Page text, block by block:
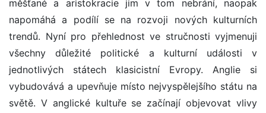
měšťané a aristokracie jim v tom nebrání, naopak
napomáhá a podílí se na rozvoji nových kulturních
trendů. Nyní pro přehlednost ve stručnosti vyjmenuji
všechny důležité politické a kulturní události v
jednotlivých státech klasicistní Evropy. Anglie si
vybudovává a upevňuje místo nejvyspělejšího státu na
světě. V anglické kultuře se začínají objevovat vlivy